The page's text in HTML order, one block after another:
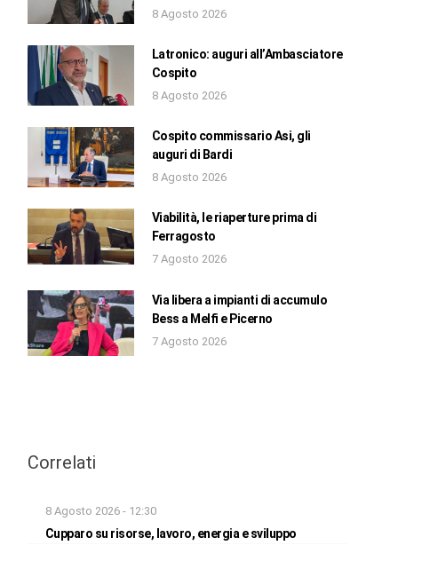
8 Agosto 2026
Latronico: auguri all’Ambasciatore
Cospito
8 Agosto 2026
Cospito commissario Asi, gli
auguri di Bardi
8 Agosto 2026
Viabilità, le riaperture prima di
Ferragosto
7 Agosto 2026
Via libera a impianti di accumulo
Bess a Melfi e Picerno
7 Agosto 2026
Correlati
8 Agosto 2026 - 12:30
Cupparo su risorse, lavoro, energia e sviluppo